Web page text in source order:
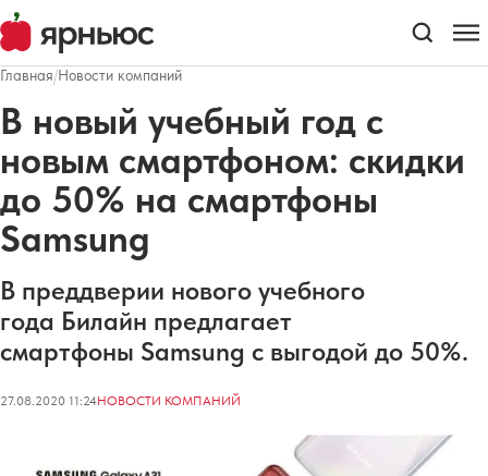
Главная/Новости компаний
В новый учебный год с
новым смартфоном: скидки
до 50% на смартфоны
Samsung
В преддверии нового учебного
года Билайн предлагает
смартфоны Samsung с выгодой до 50%.
27.08.2020 11:24НОВОСТИ КОМПАНИЙ